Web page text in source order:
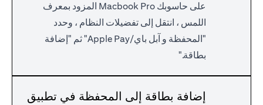
على حاسوبك Macbook Pro المزود بمعرف
اللمس ، انتقل إلى تفضيلات النظام ، وحدد
"المحفظة و آبل باي/Apple Pay" ثم "إضافة
بطاقة."
إضافة بطاقة إلى المحفظة في تطبيق